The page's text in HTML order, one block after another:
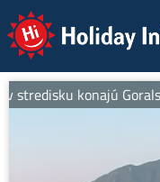
Holiday Info
konajú